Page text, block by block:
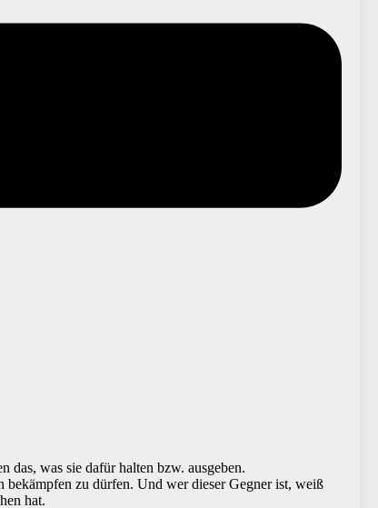
das, was sie dafür halten bzw. ausgeben.
bekämpfen zu dürfen. Und wer dieser Gegner ist, weiß
hat.